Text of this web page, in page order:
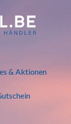
& Aktionen